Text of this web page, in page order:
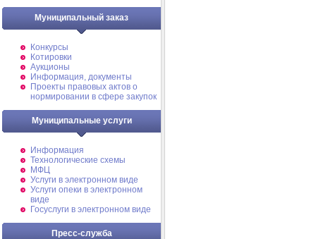
Муниципальный заказ
Конкурсы
Котировки
Аукционы
Информация, документы
Проекты правовых актов о
нормировании в сфере закупок
Муниципальные услуги
Информация
Технологические схемы
МФЦ
Услуги в электронном виде
Услуги опеки в электронном
виде
Госуслуги в электронном виде
Пресс-служба